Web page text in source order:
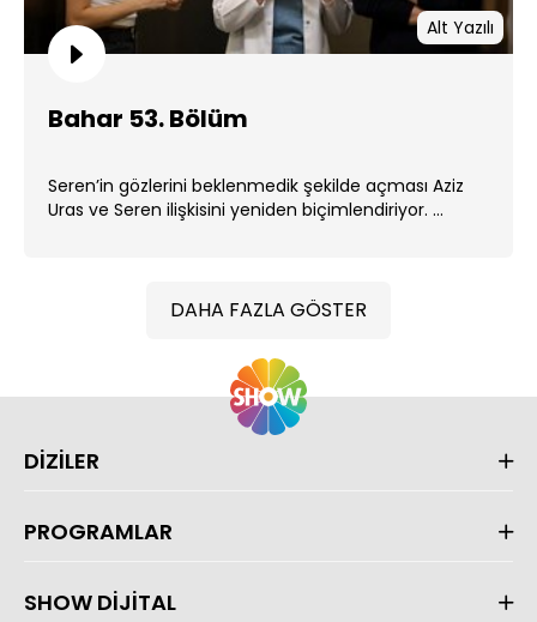
Alt Yazılı
Bahar 53. Bölüm
Seren’in gözlerini beklenmedik şekilde açması Aziz
Uras ve Seren ilişkisini yeniden biçimlendiriyor. ...
DAHA FAZLA GÖSTER
DİZİLER
PROGRAMLAR
SHOW DİJİTAL